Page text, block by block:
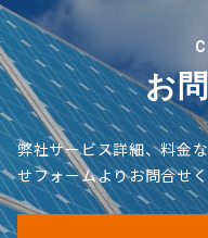
お
弊社サービス詳細、料金
せフォームよりお問合せ